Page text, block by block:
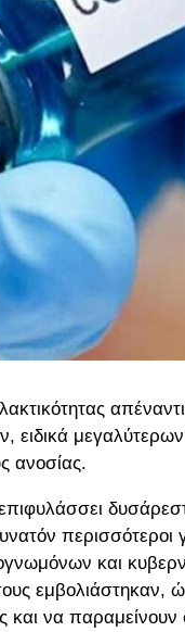
μεγαλύτερων
ανοσίας.
περισσότεροι
και
εμβολιάστηκαν,
να παραμείνουν